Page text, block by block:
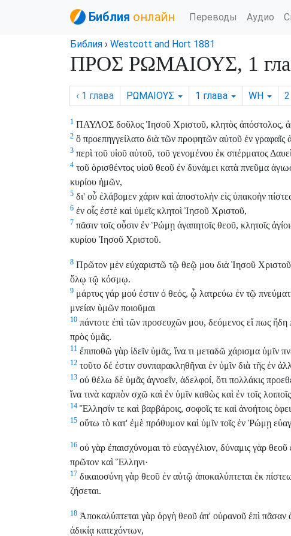
Библия онлайн Переводы Аудио
Библия › Westcott and Hort 1881
ΠΡΟΣ ΡΩΜΑΙΟΥΣ, 1
‹ 1 глава ΡΩΜΑΙΟΥΣ 1 глава WH 2
1 ΠΑΥΛΟΣ δοῦλος Ἰησοῦ Χριστοῦ, κλητὸς ἀπόστολος,
2 ὃ προεπηγγείλατο διὰ τῶν προφητῶν αὐτοῦ ἐν γραφαῖς
3 περὶ τοῦ υἱοῦ αὐτοῦ, τοῦ γενομένου ἐκ σπέρματος
4 τοῦ ὁρισθέντος υἱοῦ θεοῦ ἐν δυνάμει κατὰ πνεῦμα
κυρίου ἡμῶν,
5 δι' οὗ ἐλάβομεν χάριν καὶ ἀποστολὴν εἰς ὑπακοὴν
6 ἐν οἷς ἐστὲ καὶ ὑμεῖς κλητοὶ Ἰησοῦ Χριστοῦ,
7 πᾶσιν τοῖς οὖσιν ἐν Ῥώμῃ ἀγαπητοῖς θεοῦ, κλητοῖς
κυρίου Ἰησοῦ Χριστοῦ.
8 Πρῶτον μὲν εὐχαριστῶ τῷ θεῷ μου διὰ Ἰησοῦ Χριστοῦ
ὅλῳ τῷ κόσμῳ.
9 μάρτυς γάρ μού ἐστιν ὁ θεός, ᾧ λατρεύω ἐν τῷ
μνείαν ὑμῶν ποιοῦμαι
10 πάντοτε ἐπὶ τῶν προσευχῶν μου, δεόμενος εἴ πως
πρὸς ὑμᾶς.
11 ἐπιποθῶ γὰρ ἰδεῖν ὑμᾶς, ἵνα τι μεταδῶ χάρισμα ὑμῖν
12 τοῦτο δέ ἐστιν συνπαρακληθῆναι ἐν ὑμῖν διὰ τῆς ἐν
13 οὐ θέλω δὲ ὑμᾶς ἀγνοεῖν, ἀδελφοί, ὅτι πολλάκις
ἵνα τινὰ καρπὸν σχῶ καὶ ἐν ὑμῖν καθὼς καὶ ἐν τοῖς
14 Ἕλλησίν τε καὶ βαρβάροις, σοφοῖς τε καὶ ἀνοήτοις
15 οὕτω τὸ κατ' ἐμὲ πρόθυμον καὶ ὑμῖν τοῖς ἐν Ῥώμῃ
16 οὐ γὰρ ἐπαισχύνομαι τὸ εὐαγγέλιον, δύναμις γὰρ θεοῦ
πρῶτον καὶ Ἕλληνι·
17 δικαιοσύνη γὰρ θεοῦ ἐν αὐτῷ ἀποκαλύπτεται ἐκ
ζήσεται.
18 Ἀποκαλύπτεται γὰρ ὀργὴ θεοῦ ἀπ' οὐρανοῦ ἐπὶ πᾶσαν
ἀδικίᾳ κατεχόντων,